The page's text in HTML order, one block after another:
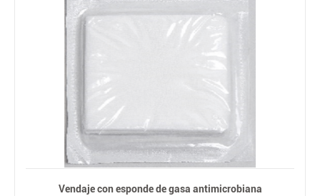
Vendaje con esponde de gasa antimicrobiana